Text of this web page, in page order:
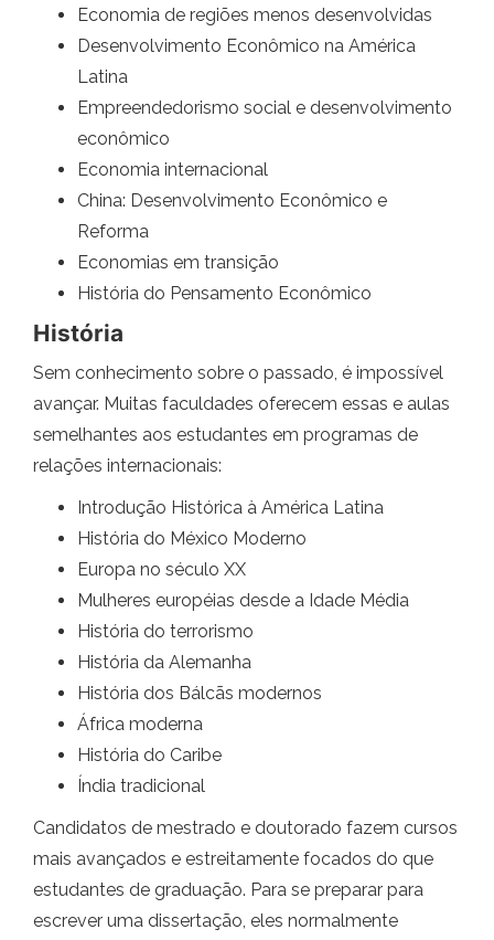
Economia de regiões menos desenvolvidas
Desenvolvimento Econômico na América
Latina
Empreendedorismo social e desenvolvimento
econômico
Economia internacional
China: Desenvolvimento Econômico e
Reforma
Economias em transição
História do Pensamento Econômico
História
Sem conhecimento sobre o passado, é impossível
avançar. Muitas faculdades oferecem essas e aulas
semelhantes aos estudantes em programas de
relações internacionais:
Introdução Histórica à América Latina
História do México Moderno
Europa no século XX
Mulheres européias desde a Idade Média
História do terrorismo
História da Alemanha
História dos Bálcãs modernos
África moderna
História do Caribe
Índia tradicional
Candidatos de mestrado e doutorado fazem cursos
mais avançados e estreitamente focados do que
estudantes de graduação. Para se preparar para
escrever uma dissertação, eles normalmente